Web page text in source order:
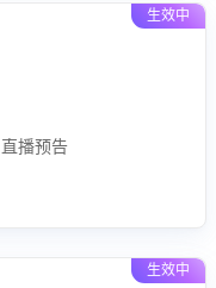
生效中
播预告
生效中